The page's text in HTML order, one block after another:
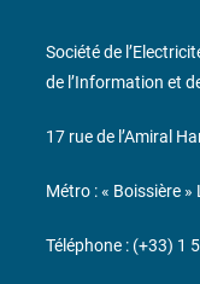
Société de
de l’Information et
17 rue de l’Amiral
Métro : « Boissière »
Téléphone : (+33) 1